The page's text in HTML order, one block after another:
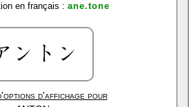
en français : ane.tone
d'affichage pour